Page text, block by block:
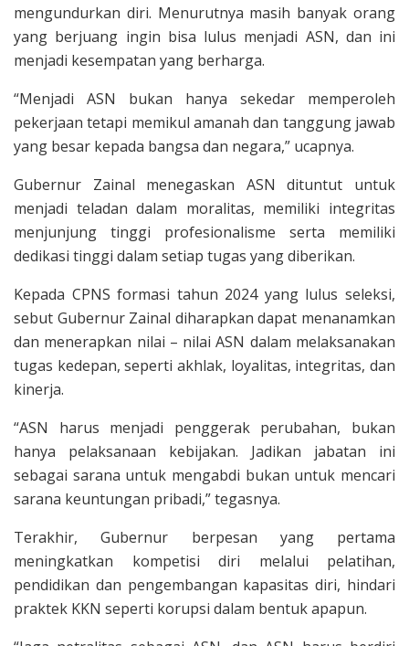
mengundurkan diri. Menurutnya masih banyak orang
yang berjuang ingin bisa lulus menjadi ASN, dan ini
menjadi kesempatan yang berharga.
“Menjadi ASN bukan hanya sekedar memperoleh
pekerjaan tetapi memikul amanah dan tanggung jawab
yang besar kepada bangsa dan negara,” ucapnya.
Gubernur Zainal menegaskan ASN dituntut untuk
menjadi teladan dalam moralitas, memiliki integritas
menjunjung tinggi profesionalisme serta memiliki
dedikasi tinggi dalam setiap tugas yang diberikan.
Kepada CPNS formasi tahun 2024 yang lulus seleksi,
sebut Gubernur Zainal diharapkan dapat menanamkan
dan menerapkan nilai – nilai ASN dalam melaksanakan
tugas kedepan, seperti akhlak, loyalitas, integritas, dan
kinerja.
“ASN harus menjadi penggerak perubahan, bukan
hanya pelaksanaan kebijakan. Jadikan jabatan ini
sebagai sarana untuk mengabdi bukan untuk mencari
sarana keuntungan pribadi,” tegasnya.
Terakhir, Gubernur berpesan yang pertama
meningkatkan kompetisi diri melalui pelatihan,
pendidikan dan pengembangan kapasitas diri, hindari
praktek KKN seperti korupsi dalam bentuk apapun.